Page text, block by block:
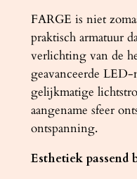
4
0
0
0
K
a
a
n
FARGE is niet
praktisch armatuur
verlichting van de
geavanceerde LED-
gelijkmatige
aangename sfeer
ontspanning.
Esthetiek